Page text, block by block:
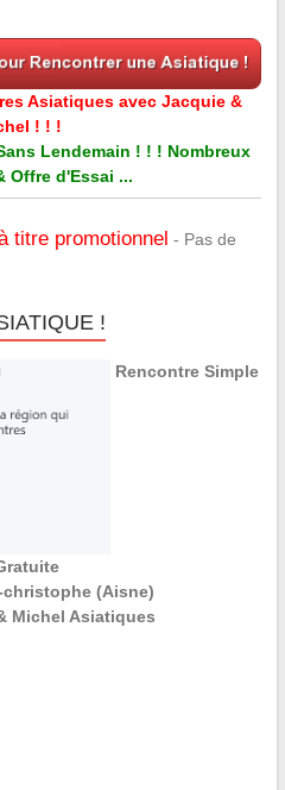
Asiatiques avec Jacquie &
! ! !
Lendemain ! ! ! Nombreux
Offre d'Essai ...
titre promotionnel - Pas de
!
Rencontre Simple
(Aisne)
Michel Asiatiques